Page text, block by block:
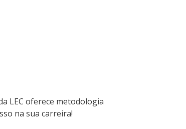
LEC oferece metodologia
na sua carreira!